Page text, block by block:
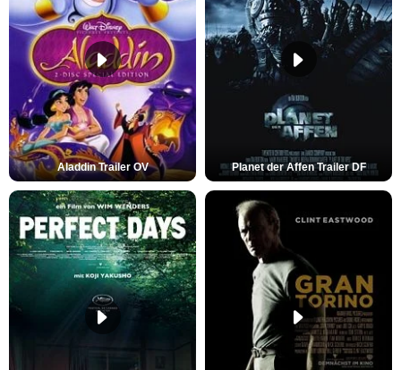
Aladdin Trailer OV Planet der Affen Trailer DF